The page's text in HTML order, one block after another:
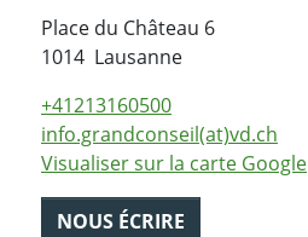
Place du Château 6
1014 LausanneSuisse
+41213160500
info.grandconseil(at)vd.ch
Visualiser sur la carte Google
NOUS ÉCRIRE